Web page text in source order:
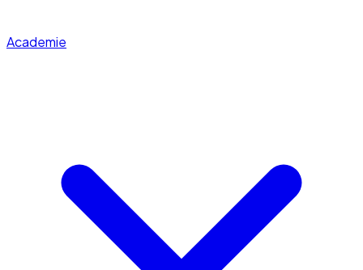
Academie